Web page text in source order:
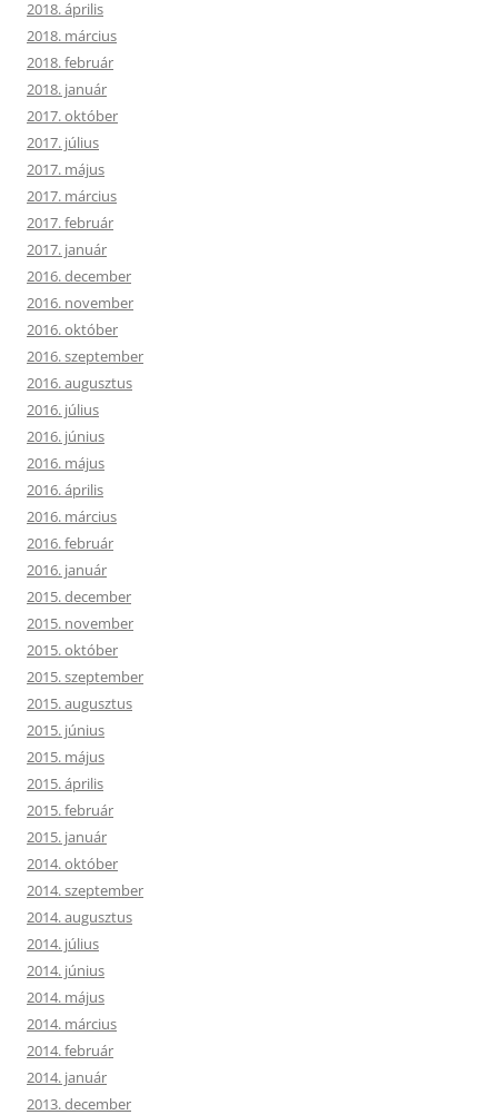
2018. április
2018. március
2018. február
2018. január
2017. október
2017. július
2017. május
2017. március
2017. február
2017. január
2016. december
2016. november
2016. október
2016. szeptember
2016. augusztus
2016. július
2016. június
2016. május
2016. április
2016. március
2016. február
2016. január
2015. december
2015. november
2015. október
2015. szeptember
2015. augusztus
2015. június
2015. május
2015. április
2015. február
2015. január
2014. október
2014. szeptember
2014. augusztus
2014. július
2014. június
2014. május
2014. március
2014. február
2014. január
2013. december